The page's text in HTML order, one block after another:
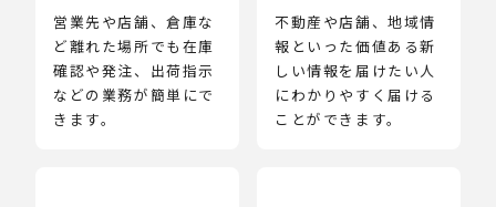
営業先や店舗、倉庫な
ど離れた場所でも在庫
確認や発注、出荷指示
などの業務が簡単にで
きます。
不動産や店舗、地域情
報といった価値ある新
しい情報を届けたい人
にわかりやすく届ける
ことができます。